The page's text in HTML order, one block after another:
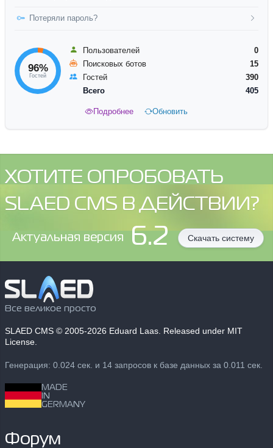
Потеряли пароль?
96%
Гостей
Пользователей
0
Поисковых ботов
15
Гостей
390
Всего
405
Подробнее Обновить
ХОТИТЕ ОПРОБОВАТЬ
SLAED CMS В ДЕЙСТВИИ?
Aктуальная версия 6.2 Скачать систему
Все великое просто
SLAED CMS © 2005-2026 Eduard Laas. Released under MIT
License.
Генерация: 0.024 сек. и 14 запросов к базе данных за 0.011 сек.
MADE
IN
GERMANY
Форум